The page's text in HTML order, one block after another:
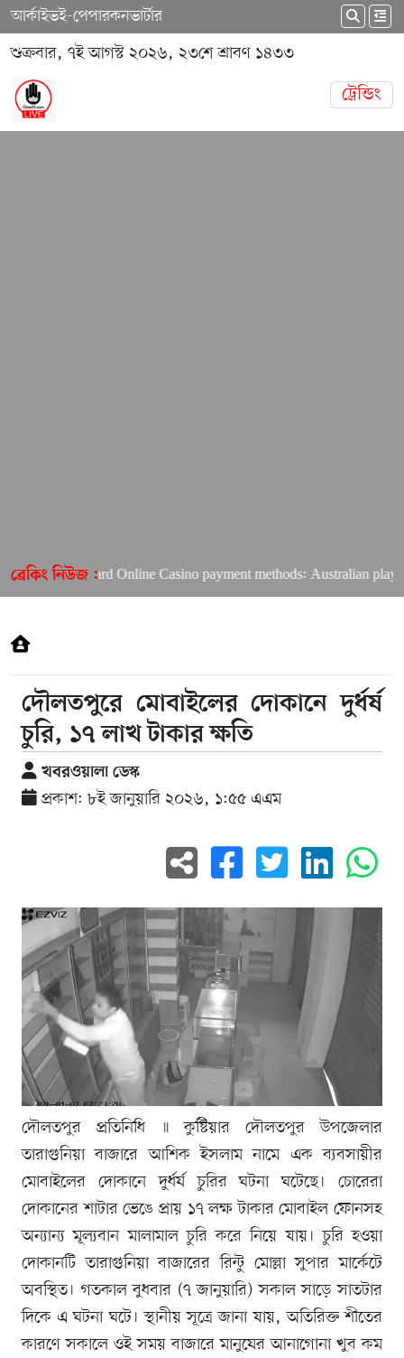
আর্কাইভই-পেপারকনভার্টার
শুক্রবার, ৭ই আগস্ট ২০২৬, ২৩শে শ্রাবণ ১৪৩৩
ট্রেন্ডিং
ব্রেকিং নিউজ :
Richard Online Casino payment methods: Australian players’
দৌলতপুরে মোবাইলের দোকানে দুর্ধর্ষ
চুরি, ১৭ লাখ টাকার ক্ষতি
খবরওয়ালা ডেস্ক
প্রকাশ: ৮ই জানুয়ারি ২০২৬, ১:৫৫ এএম
দৌলতপুর প্রতিনিধি ॥ কুষ্টিয়ার দৌলতপুর উপজেলার
তারাগুনিয়া বাজারে আশিক ইসলাম নামে এক ব্যবসায়ীর
মোবাইলের দোকানে দুর্ধর্ষ চুরির ঘটনা ঘটেছে। চোরেরা
দোকানের শাটার ভেঙে প্রায় ১৭ লক্ষ টাকার মোবাইল ফোনসহ
অন্যান্য মূল্যবান মালামাল চুরি করে নিয়ে যায়। চুরি হওয়া
দোকানটি তারাগুনিয়া বাজারের রিন্টু মোল্লা সুপার মার্কেটে
অবস্থিত। গতকাল বুধবার (৭ জানুয়ারি) সকাল সাড়ে সাতটার
দিকে এ ঘটনা ঘটে। স্থানীয় সূত্রে জানা যায়, অতিরিক্ত শীতের
কারণে সকালে ওই সময় বাজারে মানুষের আনাগোনা খুব কম